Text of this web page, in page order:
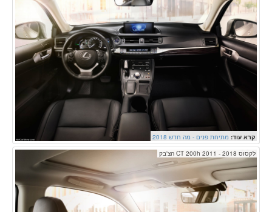
קרא עוד: מתיחת פנים - מה חדש 2018
לקסוס CT 200h 2011 - 2018 הצ'בק